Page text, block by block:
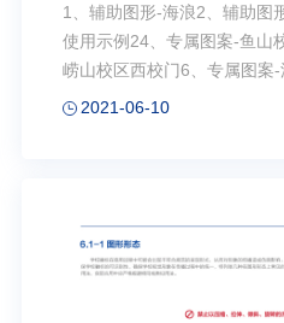
1、辅助图形-海浪2、辅助图
使用示例24、专属图案-鱼山
崂山校区西校门6、专属图案-
案-“东方红3”海洋综合科考实
2021-06-10